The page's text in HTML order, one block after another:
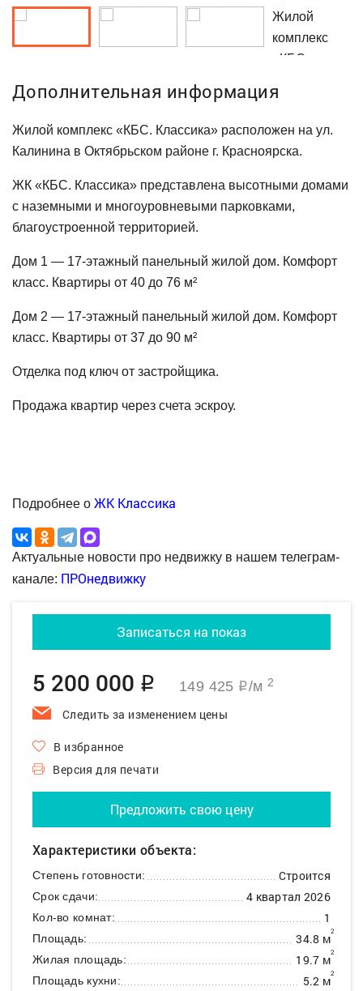
Жилой
комплекс
«КБС.
расположен
районе г.
Красноярска.
Дополнительная информация
Жилой комплекс «КБС. Классика» расположен на ул.
Калинина в Октябрьском районе г. Красноярска.
ЖК «КБС. Классика» представлена высотными домами
с наземными и многоуровневыми парковками,
благоустроенной территорией.
Дом 1 — 17-этажный панельный жилой дом. Комфорт
класс. Квартиры от 40 до 76 м²
Дом 2 — 17-этажный панельный жилой дом. Комфорт
класс. Квартиры от 37 до 90 м²
Отделка под ключ от застройщика.
Продажа квартир через счета эскроу.
Подробнее о ЖК Классика
Актуальные новости про недвижку в нашем телеграм-
канале: ПРОнедвижку
Записаться на показ
5 200 000 q 149 425 q/м 2
Следить за изменением цены
В избранное
Версия для печати
Предложить свою цену
Характеристики объекта:
Степень готовности: Строится
Срок сдачи: 4 квартал 2026
Кол-во комнат: 1
Площадь: 34.8 м2
Жилая площадь: 19.7 м2
Площадь кухни: 5.2 м2